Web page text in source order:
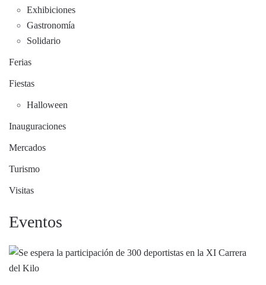
Exhibiciones
Gastronomía
Solidario
Ferias
Fiestas
Halloween
Inauguraciones
Mercados
Turismo
Visitas
Eventos